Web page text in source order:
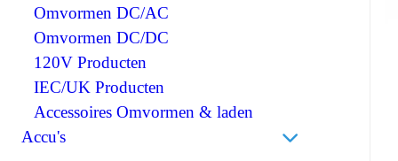
Omvormen DC/AC
Omvormen DC/DC
120V Producten
IEC/UK Producten
Accessoires Omvormen & laden
Accu's